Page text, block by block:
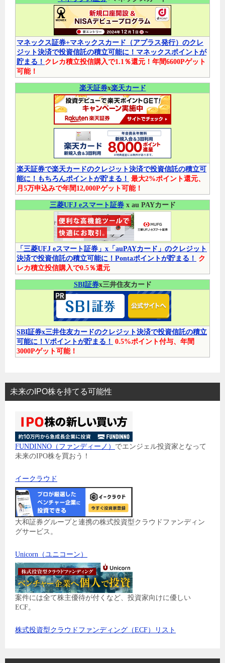
マネックス証券+マネックスカード（アプラス発行）のクレ
ジット決済で投資信託の積立可能に！マネックスポイントが
貯まる！ クレカ積立投信購入で1.1％還元！年間6600Pゲット
可能！
楽天証券x楽天カード
楽天証券で楽天カードのクレジット決済で投資信託の積立可
能に！もちろんポイントが貯まる！ 最大2%ポイント還元、
月5万申込みで年間12,000Pゲット可能！
三菱UFJ eスマート証券x au PAYカード
「三菱UFJ eスマート証券」x「auPAYカード」のクレジット
決済で投資信託の積立可能に！Pontaポイントが貯まる！
ク
レカ積立投信購入で0.5％還元
SBI証券x三井住友カード
SBI証券x三井住友カードのクレジット決済で投資信託の積立
可能に！Vポイントが貯まる！ 0.5%ポイント付与、年間
3000Pゲット可能！
未来のIPO株を持てる可能性
FUNDINNO（ファンディーノ） でエンジェル投資家となって
未来のIPO株を買おう！
イークラウド
大和証券グループと連携の株式投資型クラウドファンディン
グサービス。
Unicorn（ユニコーン）
案件には全て株主優待が付くなど、投資家向けに優しい
ECF。
株式投資型クラウドファンディング（ECF）リスト